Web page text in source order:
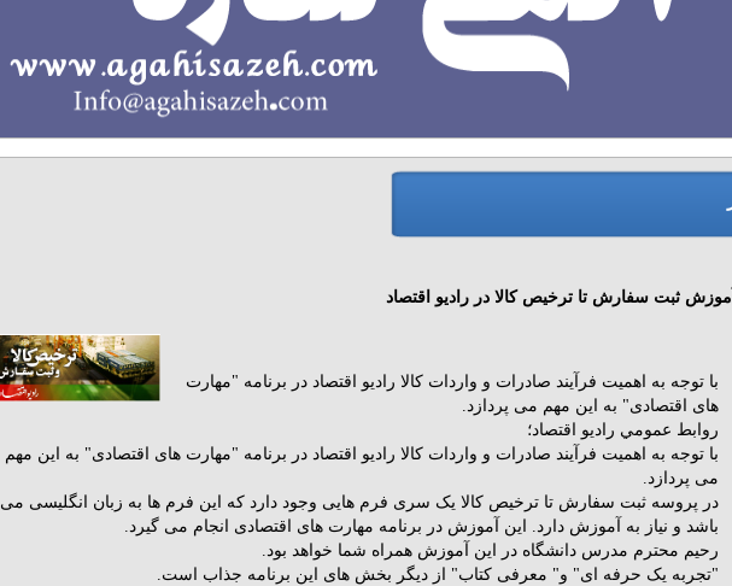
آموزش ثبت سفارش تا ترخیص کالا در رادیو اقتصاد
با توجه به اهمیت فرآیند صادرات و واردات کالا رادیو اقتصاد در برنامه "مهارت
های اقتصادی" به این مهم می پردازد.
روابط عمومي راديو اقتصاد؛‌
با توجه به اهمیت فرآیند صادرات و واردات کالا رادیو اقتصاد در برنامه "مهارت های اقتصادی" به این مهم
می پردازد.
در پروسه ثبت سفارش تا ترخیص کالا یک سری فرم هایی وجود دارد که این فرم ها به زبان انگلیسی می
باشد و نیاز به آموزش دارد. این آموزش در برنامه مهارت های اقتصادی انجام می گیرد.
رحیم محترم مدرس دانشگاه در این آموزش همراه شما خواهد بود.
"تجربه یک حرفه ای" و" معرفی کتاب" از دیگر بخش های این برنامه جذاب است.